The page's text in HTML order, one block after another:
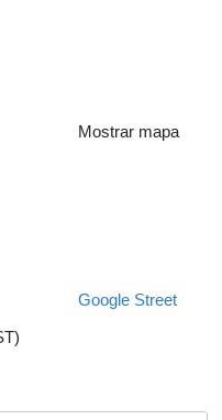
Mostrar mapa
Google Street